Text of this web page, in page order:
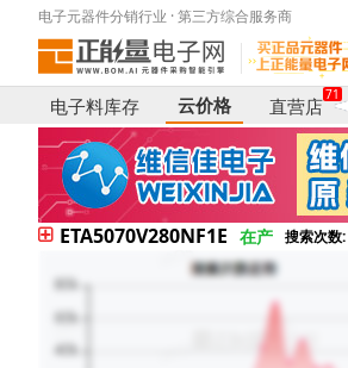
电子元器件分销行业 · 第三方综合服务商
电子料库存 云价格 直营店
71
ETA5070V280NF1E 在产 搜索次数: